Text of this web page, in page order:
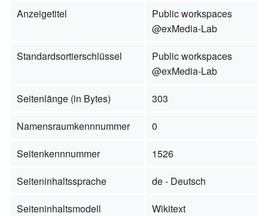
Anzeigetitel
Public workspaces
@exMedia-Lab
Standardsortierschlüssel
Public workspaces
@exMedia-Lab
Seitenlänge (in Bytes)
303
Namensraumkennnummer
0
Seitenkennnummer
1526
Seiteninhaltssprache
de - Deutsch
Seiteninhaltsmodell
Wikitext